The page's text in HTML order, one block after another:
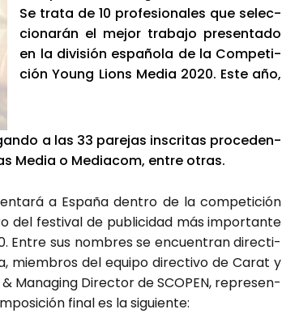
Se tra­ta de 10 pro­fe­sio­na­les que selec­
cio­na­rán el mejor tra­ba­jo pre­sen­ta­do
en la divi­sión espa­ño­la de la Com­pe­ti­
ción Young Lions Media 2020. Este año,
a las 33 pare­jas ins­cri­tas pro­ce­den­
Media o Media­com, entre otras.
a Espa­ña den­tro de la com­pe­ti­ción
del fes­ti­val de publi­ci­dad más impor­tan­te
Entre sus nom­bres se encuen­tran direc­ti­
miem­bros del equi­po direc­ti­vo de Carat y
Mana­ging Direc­tor de SCO­PEN, repre­sen­
final es la siguien­te: